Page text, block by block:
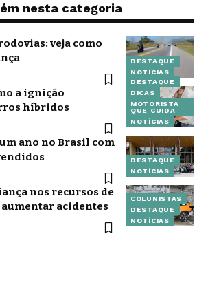
nesta categoria
DESTAQUE
NOTÍCIAS
veja como
DESTAQUE
DICAS
MOTORISTA
QUE CUIDA
NOTÍCIAS
a ignição
híbridos
DESTAQUE
NOTÍCIAS
ano no Brasil com
COLUNISTAS
DESTAQUE
NOTÍCIAS
nos recursos de
acidentes